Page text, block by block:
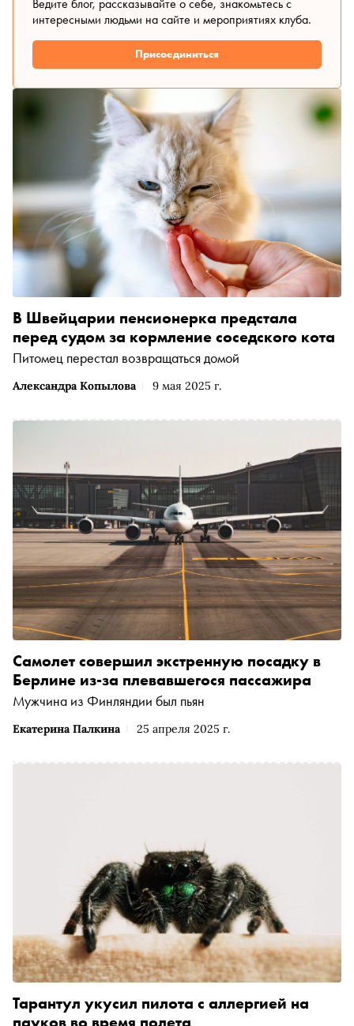
Ведите блог, рассказывайте о себе, знакомьтесь с
интересными людьми на сайте и мероприятиях клуба.
Присоединиться
Александра Копылова 9 мая 2025 г.
В Швейцарии пенсионерка предстала
перед судом за кормление соседского кота
Питомец перестал возвращаться домой
Екатерина Палкина 25 апреля 2025 г.
Самолет совершил экстренную посадку в
Берлине из-за плевавшегося пассажира
Мужчина из Финляндии был пьян
Тарантул укусил пилота с аллергией на